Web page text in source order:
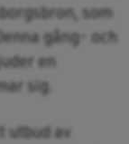
som
gång- och
en
sig.
utbud av